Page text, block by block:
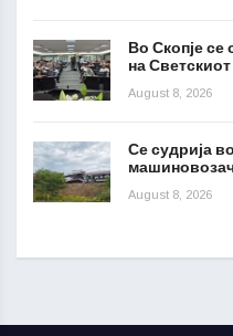
Во Скопје
на
August 8, 2026
Се судрија
August 8, 2026